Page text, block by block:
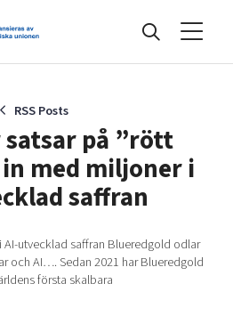
RSS Posts
på ”rött
med miljoner i
saffran
AI-utvecklad saffran Blueredgold odlar
och AI…. Sedan 2021 har Blueredgold
första skalbara